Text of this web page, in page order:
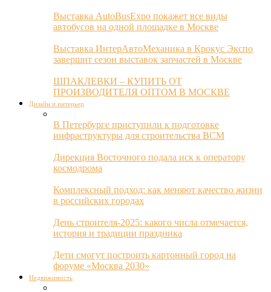
Выставка AutoBusExpo покажет все виды
автобусов на одной площадке в Москве
Выставка ИнтерАвтоМеханика в Крокус Экспо
завершит сезон выставок запчастей в Москве
ШПАКЛЕВКИ – КУПИТЬ ОТ
ПРОИЗВОДИТЕЛЯ ОПТОМ В МОСКВЕ
Дизайн и интерьер
В Петербурге приступили к подготовке
инфраструктуры для строительства ВСМ
Дирекция Восточного подала иск к оператору
космодрома
Комплексный подход: как меняют качество жизни
в российских городах
День строителя-2025: какого числа отмечается,
история и традиции праздника
Дети смогут построить картонный город на
форуме «Москва 2030»
Недвижимость